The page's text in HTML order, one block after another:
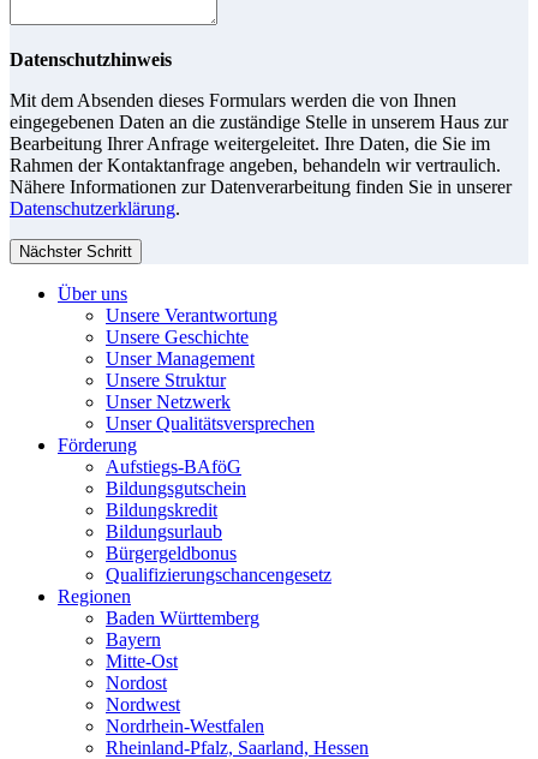
Datenschutzhinweis
Mit dem Absenden dieses Formulars werden die von Ihnen
eingegebenen Daten an die zuständige Stelle in unserem Haus zur
Bearbeitung Ihrer Anfrage weitergeleitet. Ihre Daten, die Sie im
Rahmen der Kontaktanfrage angeben, behandeln wir vertraulich.
Nähere Informationen zur Datenverarbeitung finden Sie in unserer
Datenschutzerklärung.
Nächster Schritt
Über uns
Unsere Verantwortung
Unsere Geschichte
Unser Management
Unsere Struktur
Unser Netzwerk
Unser Qualitätsversprechen
Förderung
Aufstiegs-BAföG
Bildungsgutschein
Bildungskredit
Bildungsurlaub
Bürgergeldbonus
Qualifizierungschancengesetz
Regionen
Baden Württemberg
Bayern
Mitte-Ost
Nordost
Nordwest
Nordrhein-Westfalen
Rheinland-Pfalz, Saarland, Hessen